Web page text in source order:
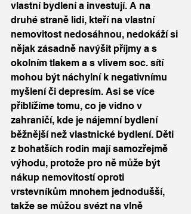
vlastní bydlení a investují. A na
druhé straně lidi, kteří na vlastní
nemovitost nedosáhnou, nedokáží si
nějak zásadně navýšit příjmy a s
okolním tlakem a s vlivem soc. sítí
mohou být náchylní k negativnímu
myšlení či depresím. Asi se více
přiblížíme tomu, co je vidno v
zahraničí, kde je nájemní bydlení
běžnější než vlastnické bydlení. Děti
z bohatších rodin mají samozřejmě
výhodu, protože pro ně může být
nákup nemovitostí oproti
vrstevníkům mnohem jednodušší,
takže se můžou svézt na vlně